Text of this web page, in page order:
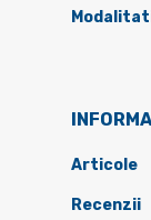
Articole
Recenzii